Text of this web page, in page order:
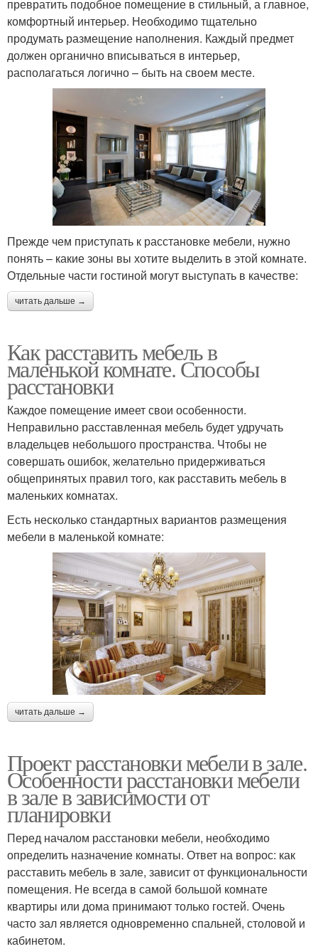
превратить подобное помещение в стильный, а главное,
комфортный интерьер. Необходимо тщательно
продумать размещение наполнения. Каждый предмет
должен органично вписываться в интерьер,
располагаться логично – быть на своем месте.
Прежде чем приступать к расстановке мебели, нужно
понять – какие зоны вы хотите выделить в этой комнате.
Отдельные части гостиной могут выступать в качестве:
читать дальше →
Как расставить мебель в
маленькой комнате. Способы
расстановки
Каждое помещение имеет свои особенности.
Неправильно расставленная мебель будет удручать
владельцев небольшого пространства. Чтобы не
совершать ошибок, желательно придерживаться
общепринятых правил того, как расставить мебель в
маленьких комнатах.
Есть несколько стандартных вариантов размещения
мебели в маленькой комнате:
читать дальше →
Проект расстановки мебели в зале.
Особенности расстановки мебели
в зале в зависимости от
планировки
Перед началом расстановки мебели, необходимо
определить назначение комнаты. Ответ на вопрос: как
расставить мебель в зале, зависит от функциональности
помещения. Не всегда в самой большой комнате
квартиры или дома принимают только гостей. Очень
часто зал является одновременно спальней, столовой и
кабинетом.